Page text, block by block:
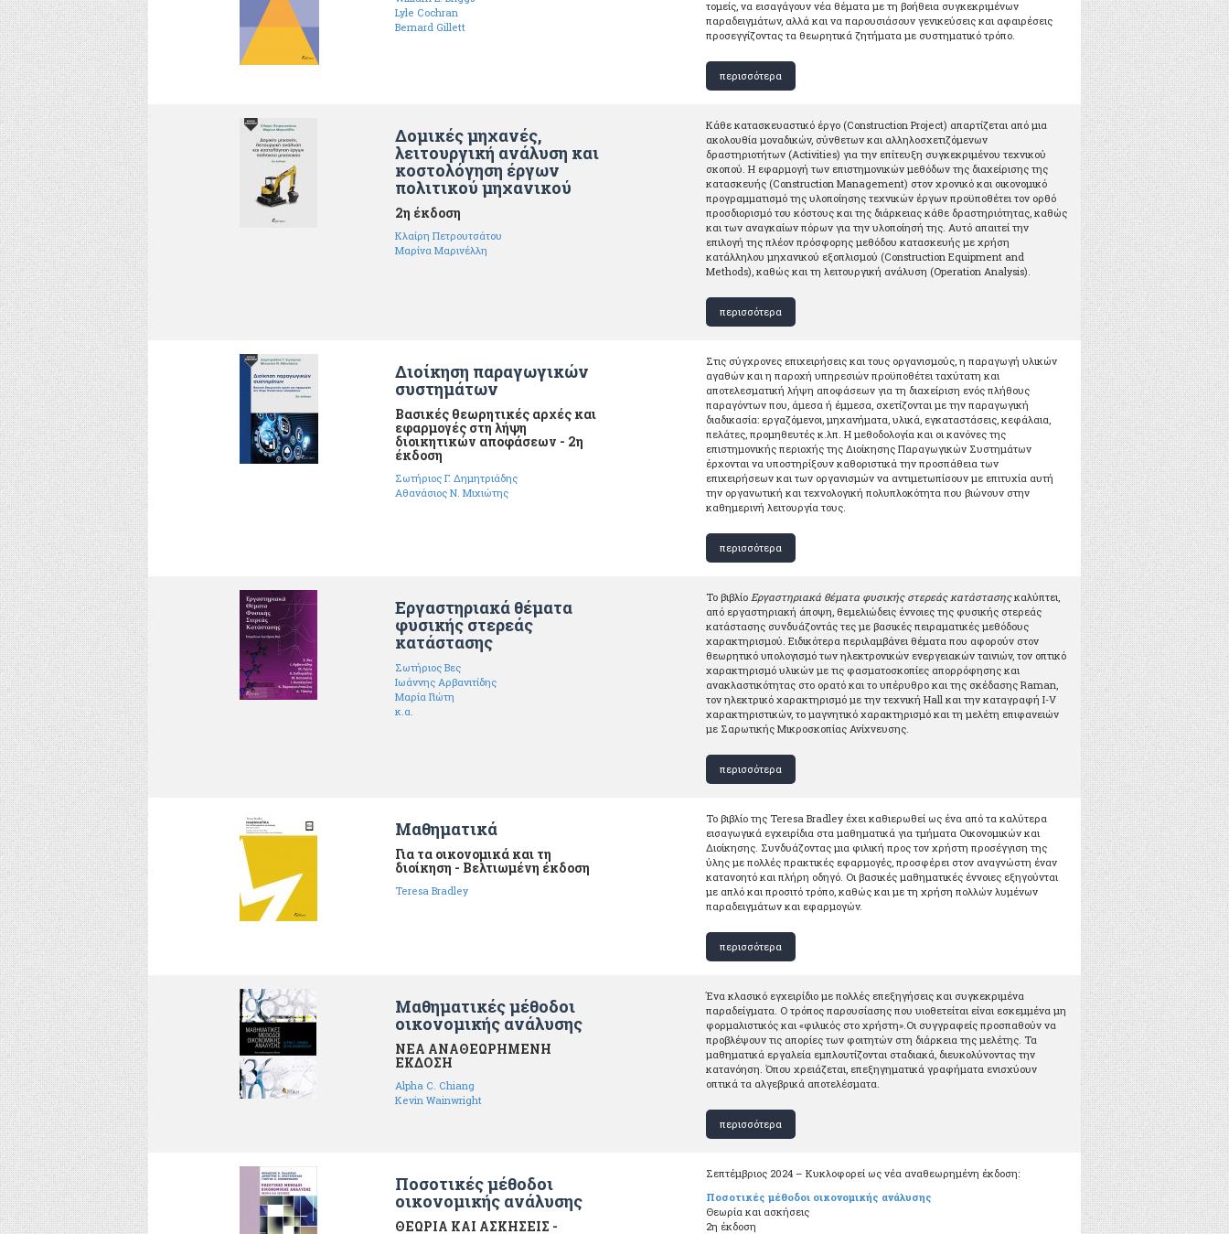
Lyle Cochran
Bernard Gillett
τομείς, να εισαγάγουν νέα θέματα με τη βοήθεια συγκεκριμένων
παραδειγμάτων, αλλά και να παρουσιάσουν γενικεύσεις και αφαιρέσεις
προσεγγίζοντας τα θεωρητικά ζητήματα με συστηματικό τρόπο.
περισσότερα
Δομικές μηχανές,
λειτουργική ανάλυση και
κοστολόγηση έργων
πολιτικού μηχανικού
2η έκδοση
Κλαίρη Πετρουτσάτου
Μαρίνα Μαρινέλλη
Κάθε κατασκευαστικό έργο (Construction Project) απαρτίζεται από μια
ακολουθία μοναδικών, σύνθετων και αλληλοσχετιζόμενων
δραστηριοτήτων (Activities) για την επίτευξη συγκεκριμένου τεχνικού
σκοπού. Η εφαρμογή των επιστημονικών μεθόδων της διαχείρισης της
κατασκευής (Construction Management) στον χρονικό και οικονομικό
προγραμματισμό της υλοποίησης τεχνικών έργων προϋποθέτει τον ορθό
προσδιορισμό του κόστους και της διάρκειας κάθε δραστηριότητας, καθώς
και των αναγκαίων πόρων για την υλοποίησή της. Αυτό απαιτεί την
επιλογή της πλέον πρόσφορης μεθόδου κατασκευής με χρήση
κατάλληλου μηχανικού εξοπλισμού (Construction Equipment and
Methods), καθώς και τη λειτουργική ανάλυση (Operation Analysis).
περισσότερα
Διοίκηση παραγωγικών
συστημάτων
Βασικές θεωρητικές αρχές και
εφαρμογές στη λήψη
διοικητικών αποφάσεων - 2η
έκδοση
Σωτήριος Γ. Δημητριάδης
Αθανάσιος Ν. Μιχιώτης
Στις σύγχρονες επιχειρήσεις και τους οργανισμούς, η παραγωγή υλικών
αγαθών και η παροχή υπηρεσιών προϋποθέτει ταχύτατη και
αποτελεσματική λήψη αποφάσεων για τη διαχείριση ενός πλήθους
παραγόντων που, άμεσα ή έμμεσα, σχετίζονται με την παραγωγική
διαδικασία: εργαζόμενοι, μηχανήματα, υλικά, εγκαταστάσεις, κεφάλαια,
πελάτες, προμηθευτές κ.λπ. Η μεθοδολογία και οι κανόνες της
επιστημονικής περιοχής της Διοίκησης Παραγωγικών Συστημάτων
έρχονται να υποστηρίξουν καθοριστικά την προσπάθεια των
επιχειρήσεων και των οργανισμών να αντιμετωπίσουν με επιτυχία αυτή
την οργανωτική και τεχνολογική πολυπλοκότητα που βιώνουν στην
καθημερινή λειτουργία τους.
περισσότερα
Εργαστηριακά θέματα
φυσικής στερεάς
κατάστασης
Σωτήριος Βες
Ιωάννης Αρβανιτίδης
Μαρία Γιώτη
κ.α.
Το βιβλίο Εργαστηριακά θέματα φυσικής στερεάς κατάστασηςκαλύπτει,
από εργαστηριακή άποψη, θεμελιώδεις έννοιες της φυσικής στερεάς
κατάστασης συνδυάζοντάς τες με βασικές πειραματικές μεθόδους
χαρακτηρισμού. Ειδικότερα περιλαμβάνει θέματα που αφορούν στον
θεωρητικό υπολογισμό των ηλεκτρονικών ενεργειακών ταινιών, τον οπτικό
χαρακτηρισμό υλικών με τις φασματοσκοπίες απορρόφησης και
ανακλαστικότητας στο ορατό και το υπέρυθρο και της σκέδασης Raman,
τον ηλεκτρικό χαρακτηρισμό με την τεχνική Hall και την καταγραφή I-V
χαρακτηριστικών, το μαγνητικό χαρακτηρισμό και τη μελέτη επιφανειών
με Σαρωτικής Μικροσκοπίας Ανίχνευσης.
περισσότερα
Μαθηματικά
Για τα οικονομικά και τη
διοίκηση - Βελτιωμένη έκδοση
Teresa Bradley
Το βιβλίο της Teresa Bradley έχει καθιερωθεί ως ένα από τα καλύτερα
εισαγωγικά εγχειρίδια στα μαθηματικά για τμήματα Οικονομικών και
Διοίκησης. Συνδυάζοντας μια φιλική προς τον χρήστη προσέγγιση της
ύλης με πολλές πρακτικές εφαρμογές, προσφέρει στον αναγνώστη έναν
κατανοητό και πλήρη οδηγό. Οι βασικές μαθηματικές έννοιες εξηγούνται
με απλό και προσιτό τρόπο, καθώς και με τη χρήση πολλών λυμένων
παραδειγμάτων και εφαρμογών.
περισσότερα
Μαθηματικές μέθοδοι
οικονομικής ανάλυσης
ΝΕΑ ΑΝΑΘΕΩΡΗΜΕΝΗ
ΕΚΔΟΣΗ
Alpha C. Chiang
Kevin Wainwright
Ένα κλασικό εγχειρίδιο με πολλές επεξηγήσεις και συγκεκριμένα
παραδείγματα. Ο τρόπος παρουσίασης που υιοθετείται είναι εσκεμμένα μη
φορμαλιστικός και «φιλικός στο χρήστη».Οι συγγραφείς προσπαθούν να
προβλέψουν τις απορίες των φοιτητών στη διάρκεια της μελέτης. Τα
μαθηματικά εργαλεία εμπλουτίζονται σταδιακά, διευκολύνοντας την
κατανόηση. Όπου χρειάζεται, επεξηγηματικά γραφήματα ενισχύουν
οπτικά τα αλγεβρικά αποτελέσματα.
περισσότερα
Ποσοτικές μέθοδοι
οικονομικής ανάλυσης
ΘΕΩΡΙΑ ΚΑΙ ΑΣΚΗΣΕΙΣ -
Σεπτέμβριος 2024 – Κυκλοφορεί ως νέα αναθεωρημένη έκδοση:
Ποσοτικές μέθοδοι οικονομικής ανάλυσης
Θεωρία και ασκήσεις
2η έκδοση